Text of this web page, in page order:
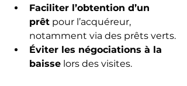
Faciliter l’obtention d’un
prêt pour l’acquéreur,
notamment via des prêts verts.
Éviter les négociations à la
baisse lors des visites.